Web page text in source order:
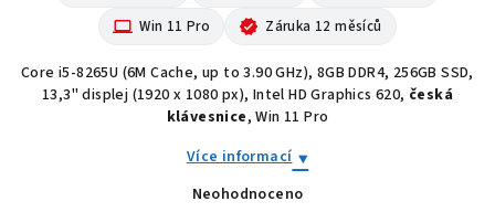
computer Win 11 Pro verified Záruka 12 měsíců
Core i5-8265U (6M Cache, up to 3.90 GHz), 8GB DDR4, 256GB SSD,
13,3" displej (1920 x 1080 px), Intel HD Graphics 620, česká
klávesnice, Win 11 Pro
Více informací
Průměrné
Neohodnoceno